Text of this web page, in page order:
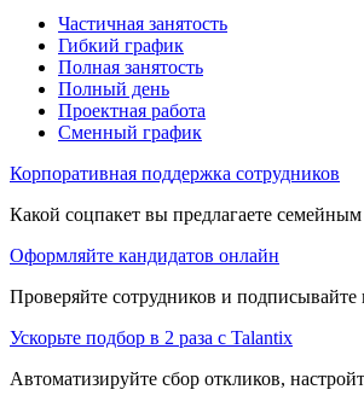
Частичная занятость
Гибкий график
Полная занятость
Полный день
Проектная работа
Сменный график
Корпоративная поддержка сотрудников
Какой соцпакет вы предлагаете
Оформляйте кандидатов онлайн
Проверяйте сотрудников и
Ускорьте подбор в 2 раза с Talantix
Автоматизируйте сбор откликов,